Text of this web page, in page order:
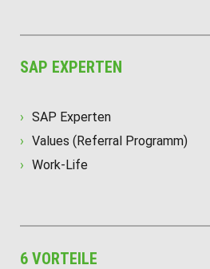
SAP EXPERTEN
SAP Experten
Values (Referral Programm)
Work-Life
6 VORTEILE